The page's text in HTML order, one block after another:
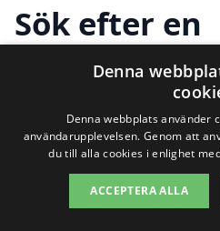
Sök efter en
andra
Rätan
Denna
Denna webbplats använder
användarupplevelsen. Genom att
du till alla cookies i enlighet
ACCEPTERA ALLA